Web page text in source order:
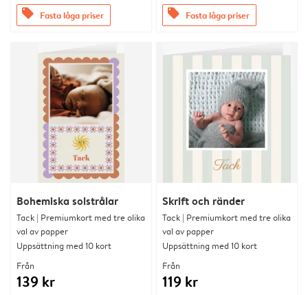
offers Fasta låga priser offers Fasta låga priser
Bohemiska solstrålar
Tack | Premiumkort med tre olika
val av papper
Uppsättning med 10 kort
Från
139 kr
Skrift och ränder
Tack | Premiumkort med tre olika
val av papper
Uppsättning med 10 kort
Från
119 kr